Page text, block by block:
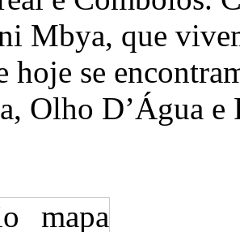
Mbya, que
hoje se
Olho D’Água